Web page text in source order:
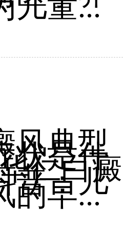
儿童...
风典型
状是什
仁白癜
普：儿
的早...